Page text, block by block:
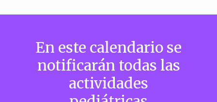
En este calendario se
notificarán todas las
actividades